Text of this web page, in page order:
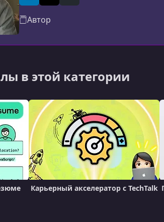
Автор
в этой категории
Карьерный акселератор с TechTalk